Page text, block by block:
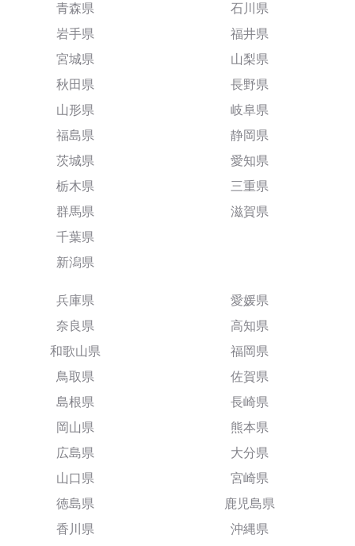
青森県
岩手県
宮城県
秋田県
山形県
福島県
茨城県
栃木県
群馬県
千葉県
新潟県
石川県
福井県
山梨県
長野県
岐阜県
静岡県
愛知県
三重県
滋賀県
兵庫県
奈良県
和歌山県
鳥取県
島根県
岡山県
広島県
山口県
徳島県
香川県
愛媛県
高知県
福岡県
佐賀県
長崎県
熊本県
大分県
宮崎県
鹿児島県
沖縄県